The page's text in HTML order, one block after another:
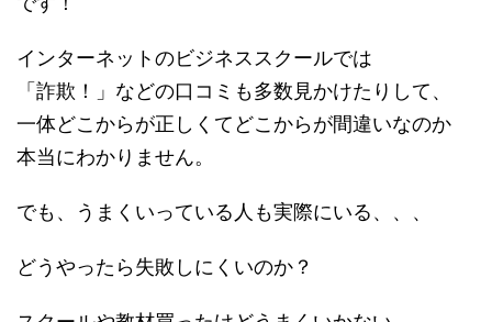
インターネットのビジネススクールでは
「詐欺！」などの口コミも多数見かけたりして、
一体どこからが正しくてどこからが間違いなのか
本当にわかりません。
でも、うまくいっている人も実際にいる、、、
どうやったら失敗しにくいのか？